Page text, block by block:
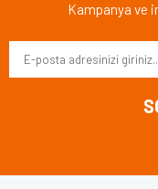
Kampanya ve